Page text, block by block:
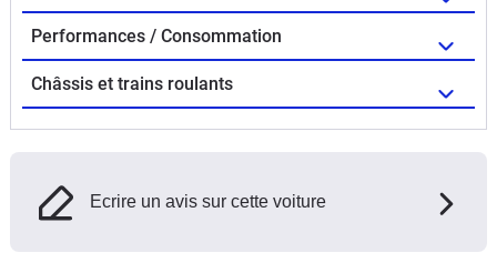
Performances / Consommation
Châssis et trains roulants
Ecrire un avis sur cette voiture